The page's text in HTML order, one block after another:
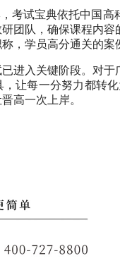
试宝典依托中国高
团队，确保课程内
，学员高分通关的
入关键阶段。对于
让每一分努力都转
高一次上岸。